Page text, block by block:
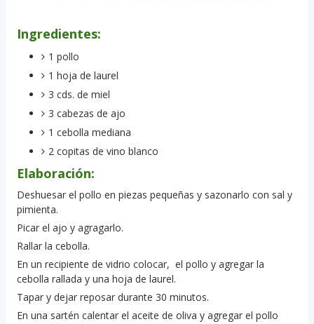
Ingredientes:
1 pollo
1 hoja de laurel
3 cds. de miel
3 cabezas de ajo
1 cebolla mediana
2 copitas de vino blanco
Elaboración:
Deshuesar el pollo en piezas pequeñas y sazonarlo con sal y
pimienta.
Picar el ajo y agragarlo.
Rallar la cebolla.
En un recipiente de vidrio colocar, el pollo y agregar la
cebolla rallada y una hoja de laurel.
Tapar y dejar reposar durante 30 minutos.
En una sartén calentar el aceite de oliva y agregar el pollo